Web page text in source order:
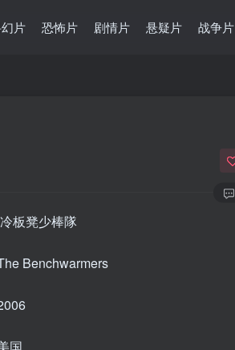
片 恐怖片 剧情片 悬疑片 战争片
凳少棒隊